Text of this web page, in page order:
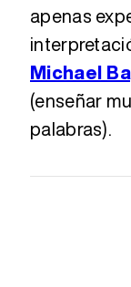
apenas
Michael
(enseñar
palabras).